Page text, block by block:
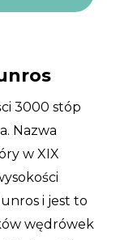
3000 stóp
Nazwa
w XIX
i jest to
wędrówek